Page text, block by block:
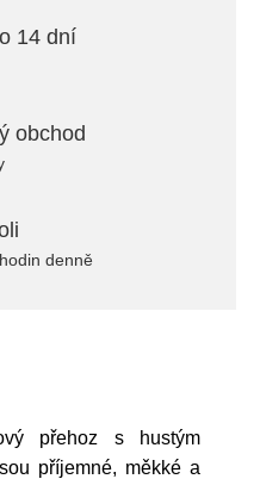
14 dní
obchod
denně
přehoz s hustým
příjemné, měkké a